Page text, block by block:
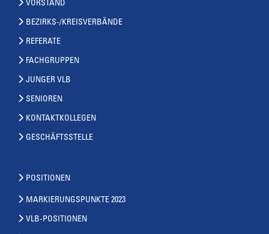
VORSTAND
BEZIRKS-/KREISVERBÄNDE
REFERATE
FACHGRUPPEN
JUNGER VLB
SENIOREN
KONTAKTKOLLEGEN
GESCHÄFTSSTELLE
POSITIONEN
MARKIERUNGSPUNKTE 2023
VLB-POSITIONEN